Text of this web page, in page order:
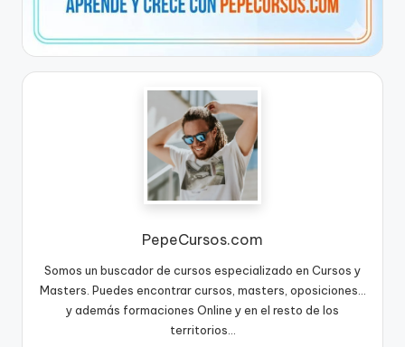
PepeCursos.com
Somos un buscador de cursos especializado en Cursos y
Masters. Puedes encontrar cursos, masters, oposiciones...
y además formaciones Online y en el resto de los
territorios...